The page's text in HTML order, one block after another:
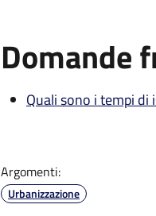
Domande
Quali sono i tempi
Argomenti:
Urbanizzazione